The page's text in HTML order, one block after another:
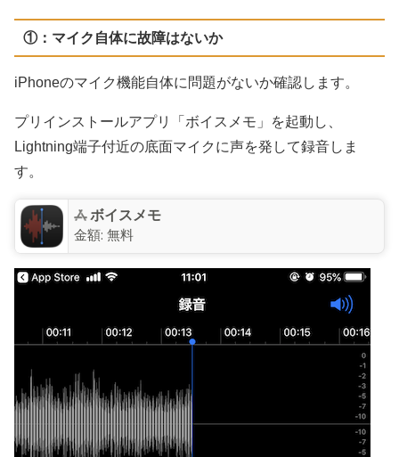
①：マイク自体に故障はないか
iPhoneのマイク機能自体に問題がないか確認します。
プリインストールアプリ「ボイスメモ」を起動し、
Lightning端子付近の底面マイクに声を発して録音しま
す。
ボイスメモ
金額: 無料